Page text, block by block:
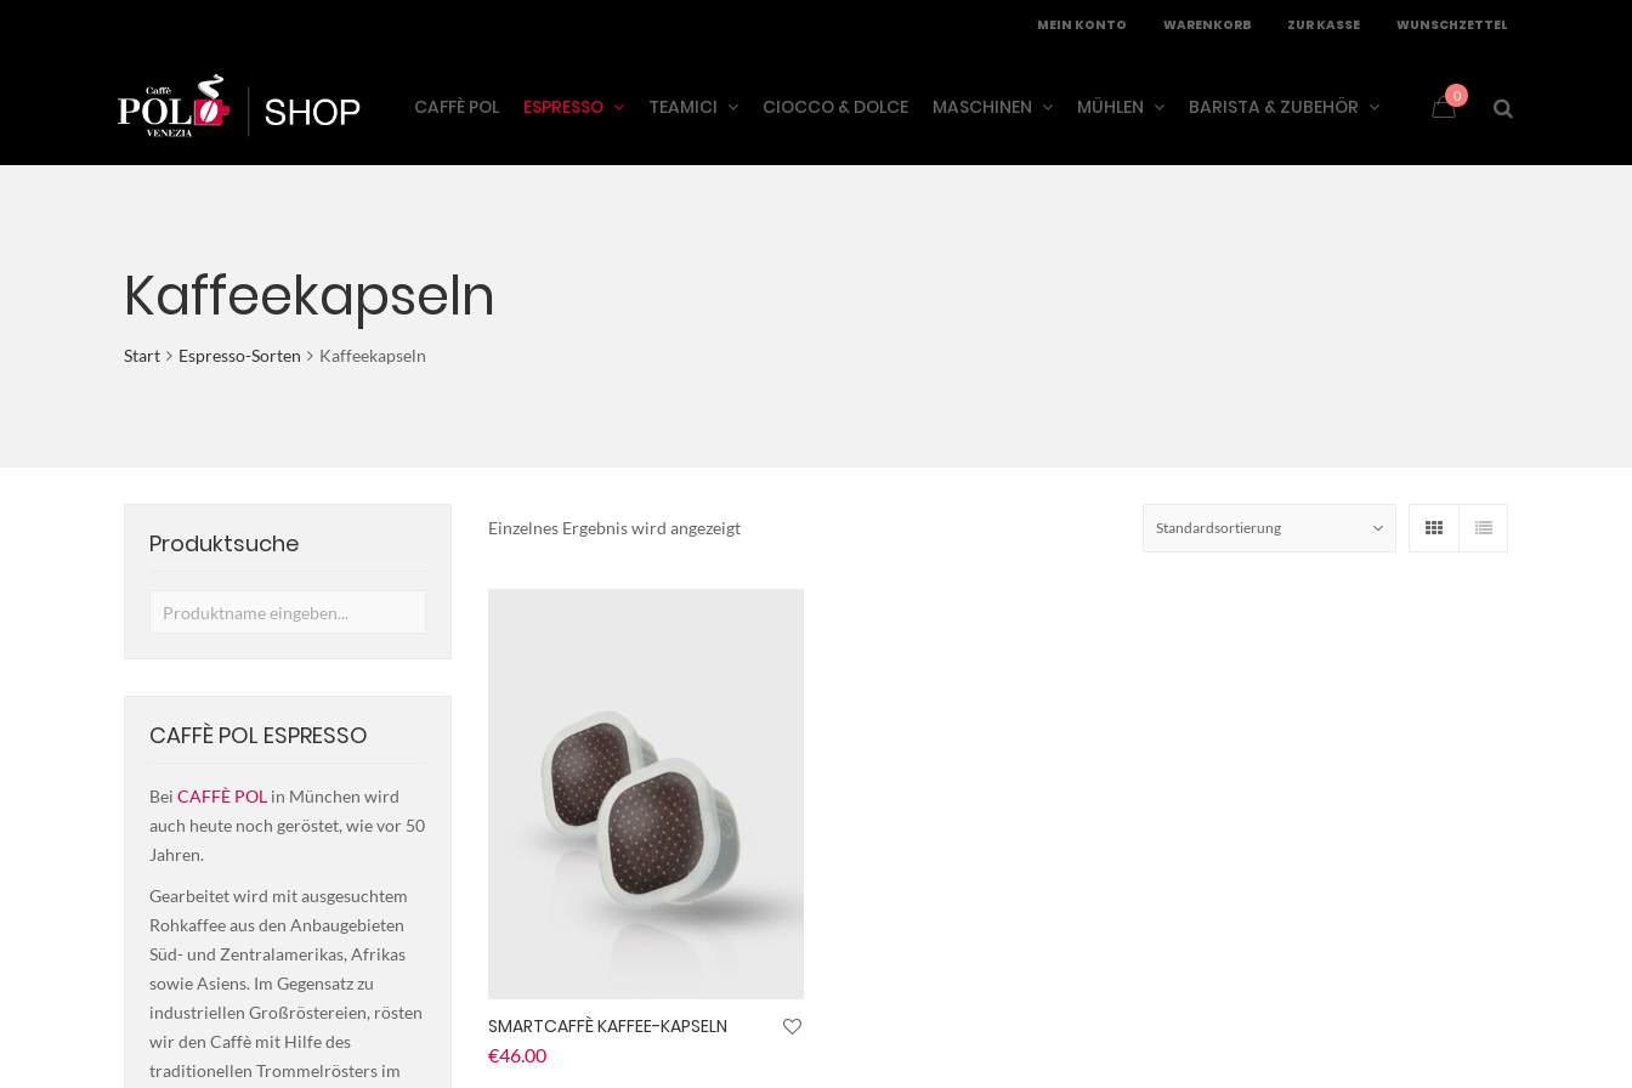
MEIN KONTO WARENKORB ZUR KASSE WUNSCHZETTEL
CAFFÈ POL ESPRESSO TEAMICI CIOCCO & DOLCE MASCHINEN MÜHLEN BARISTA & ZUBEHÖR 0
Kaffeekapseln
Start Espresso-Sorten Kaffeekapseln
Einzelnes Ergebnis wird angezeigt
SMARTCAFFÈ KAFFEE-KAPSELN
€46.00
Produktsuche
CAFFÈ POL ESPRESSO
Bei CAFFÈ POL in München wird
auch heute noch geröstet, wie vor 50
Jahren.
Gearbeitet wird mit ausgesuchtem
Rohkaffee aus den Anbaugebieten
Süd- und Zentralamerikas, Afrikas
sowie Asiens. Im Gegensatz zu
industriellen Großröstereien, rösten
wir den Caffè mit Hilfe des
traditionellen Trommelrösters im